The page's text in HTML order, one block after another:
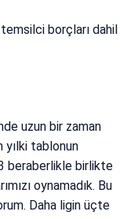
borçları dahil
uzun bir zaman
yılki tablonun
3 beraberlikle birlikte
oynamadık. Bu
Daha ligin üçte